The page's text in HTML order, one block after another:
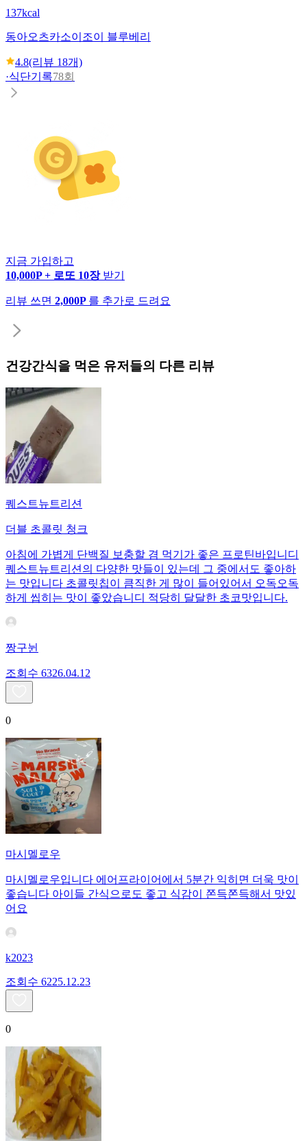
137kcal
동아오츠카소이조이 블루베리
4.8(리뷰 18개)
·식단기록78회
지금 가입하고
10,000P + 로또 10장 받기
리뷰 쓰면 2,000P 를 추가로 드려요
건강간식을 먹은 유저들의 다른 리뷰
퀘스트뉴트리션
더블 초콜릿 청크
아침에 가볍게 단백질 보충할 겸 먹기가 좋은 프로틴바입니디
퀘스트뉴트리션의 다양한 맛들이 있는데 그 중에서도 좋아하
는 맛입니다 초콜릿칩이 큼직한 게 많이 들어있어서 오독오독
하게 씹히는 맛이 좋았습니디 적당히 달달한 초코맛입니다.
짱구뉜
조회수 6326.04.12
0
마시멜로우
마시멜로우입니다 에어프라이어에서 5분간 익히면 더욱 맛이
좋습니다 아이들 간식으로도 좋고 식감이 쫀득쫀득해서 맛있
어요
k2023
조회수 6225.12.23
0